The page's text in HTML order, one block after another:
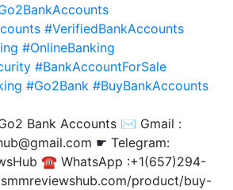
#VerifiedBankAccounts
#OnlineBanking
#BankAccountForSale
#Go2Bank #BuyBankAccounts
Bank Accounts ✉️ Gmail :
☛ Telegram:
☎️ WhatsApp :+1(657)294-
product/buy-